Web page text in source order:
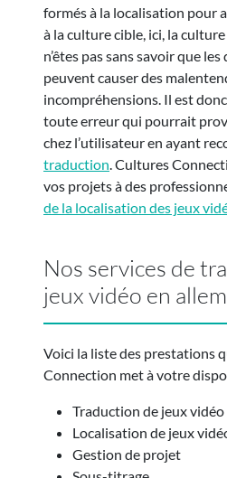
formés à la localisation pour
à la culture cible, ici, la
n’êtes pas sans savoir que
peuvent causer des
incompréhensions. Il est
toute erreur qui pourrait
chez l’utilisateur en ayant
traduction. Cultures
vos projets à des
de la localisation des jeux
Nos services de
jeux vidéo en
Voici la liste des prestations
Connection met à votre
Traduction de jeux vidéo
Localisation de jeux
Gestion de projet